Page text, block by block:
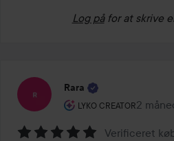
Log på for at skrive
Rara
LYKO CREATOR
Brugerens rolle: Lyko
2
Posten
Verificeret